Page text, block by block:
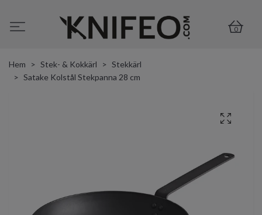
0
Hem Stek- & Kokkärl
Stekkärl
Satake Kolstål Stekpanna 28 cm